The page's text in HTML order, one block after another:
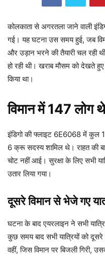
कोलकाता से अगरतला जाने वाली
गई। यह घटना उस समय हुई, जब
और उड़ान भरने की तैयारी चल रही
हो रही थी। खराब मौसम को देखते
किया था।
विमान में 147 लोग
इंडिगो की फ्लाइट 6E6068 में कुल
6 क्रू सदस्य शामिल थे। राहत की
चोट नहीं आई। सुरक्षा के लिए सभी
उतार लिया गया।
दूसरे विमान से भेजे गए
घटना के बाद एयरलाइन ने सभी
कुछ समय बाद सभी यात्रियों को
वहीं, जिस विमान पर बिजली गिरी,